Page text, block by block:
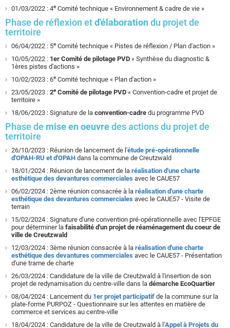
01/03/2022 : 4e Comité technique « Environnement & cadre de vie »
Phase de réflexion etd'élaboration du projet de
territoire
06/04/2022 : 5e Comité technique « Pistes de réflexion / Plan d'action »
10/05/2022 : 1er Comité de pilotage PVD « Synthèse du diagnostic &
1ères pistes d'actions »
10/02/2023 : 6e Comité technique « Plan d'action »
23/05/2023 : 2eComité de pilotage PVD « Convention-cadre et projet de
territoire »
18/06/2023 : Signature de la convention-cadre du programme PVD
Phase de mise en oeuvredes actions du projet de
territoire
26/10/2023 : Réunion de lancement de l'étude pré-opérationnelle
d'OPAH-RU et d'OPAH dans la commune de Creutzwald
18/01/2024 : Réunion de lancement de la réalisation d'une charte
esthétique des devantures commerciales avec le CAUE57
06/02/2024 : 2ème réunion consacrée à la réalisation d'une charte
esthétique des devantures commerciales avec le CAUE57 - Visite de
terrain
15/02/2024 : Signature d'une convention pré-opérationnelle avec l'EPFGE
pour déterminer la faisabilité d'un projet de réaménagement du coeur de
ville de Creutzwald
12/03/2024 : 3ème réunion consacrée à la réalisation d'une charte
esthétique des devantures commerciales avec le CAUE57 - Présentation
d'une trame de charte
26/03/2024 : Candidature de la ville de Creutzwald à l'insertion de son
projet de redynamisation du centre-ville dans la démarche EcoQuartier
08/04/2024 : Lancement du 1er projet participatif de la commune sur la
plate-forme PURPOZ - Questionnaire sur les attentes en matière de
commerce et services au centre-ville
18/04/2024 : Candidature de la ville de Creutzwald à l'Appel à Projets du